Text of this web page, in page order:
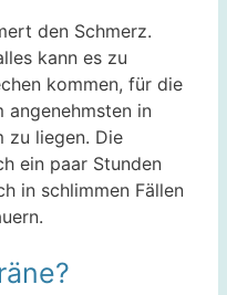
den Schmerz.
kann es zu
kommen, für die
angenehmsten in
zu liegen. Die
ein paar Stunden
in schlimmen Fällen